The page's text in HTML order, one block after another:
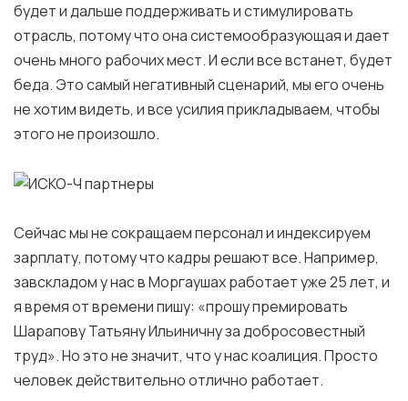
будет и дальше поддерживать и стимулировать
отрасль, потому что она системообразующая и дает
очень много рабочих мест. И если все встанет, будет
беда. Это самый негативный сценарий, мы его очень
не хотим видеть, и все усилия прикладываем, чтобы
этого не произошло.
Сейчас мы не сокращаем персонал и индексируем
зарплату, потому что кадры решают все. Например,
завскладом у нас в Моргаушах работает уже 25 лет, и
я время от времени пишу: «прошу премировать
Шарапову Татьяну Ильиничну за добросовестный
труд». Но это не значит, что у нас коалиция. Просто
человек действительно отлично работает.